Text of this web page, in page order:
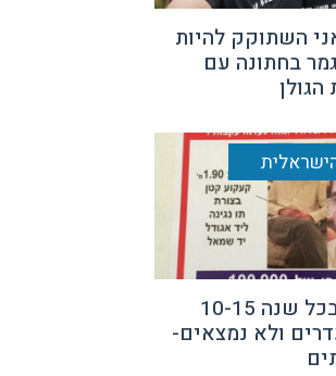
השתוקק להיות
בחתונה עם
הנעלמים: בכל שנה 10-15
ולא נמצאים-